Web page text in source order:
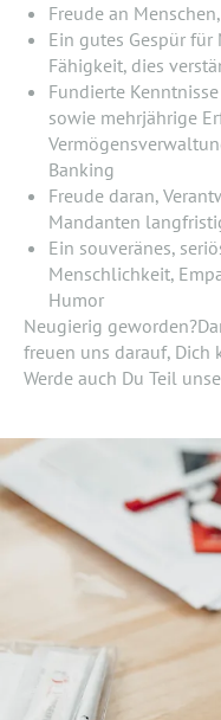
Freude an
Ein gutes Gespür
Fähigkeit, dies
Fundierte
sowie mehrjährige
Banking
Freude daran,
Mandanten
Ein souveränes,
Menschlichkeit,
Humor
Neugierig
freuen uns darauf, Dich
Werde auch Du Teil